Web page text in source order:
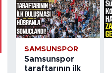
SAMSUNSPOR
Samsunspor
taraftarının ilk